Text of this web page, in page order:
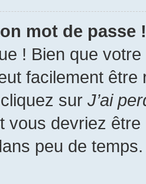
mot de passe !
! Bien que
facilement
sur J’ai
vous devriez
peu de temps.